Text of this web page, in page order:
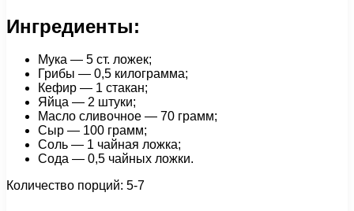
Ингредиенты:
Мука — 5 ст. ложек;
Грибы — 0,5 килограмма;
Кефир — 1 стакан;
Яйца — 2 штуки;
Масло сливочное — 70 грамм;
Сыр — 100 грамм;
Соль — 1 чайная ложка;
Сода — 0,5 чайных ложки.
Количество порций: 5-7